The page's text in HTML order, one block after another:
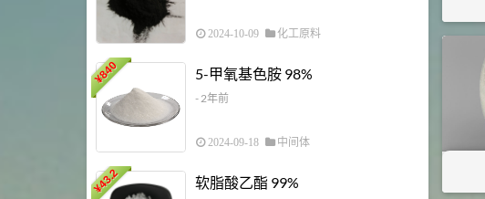
2024-10-09 化工原料
¥
840 5-甲氧基色胺 98%
- 2年前
2024-09-18 中间体
¥
43.2 软脂酸乙酯 99%